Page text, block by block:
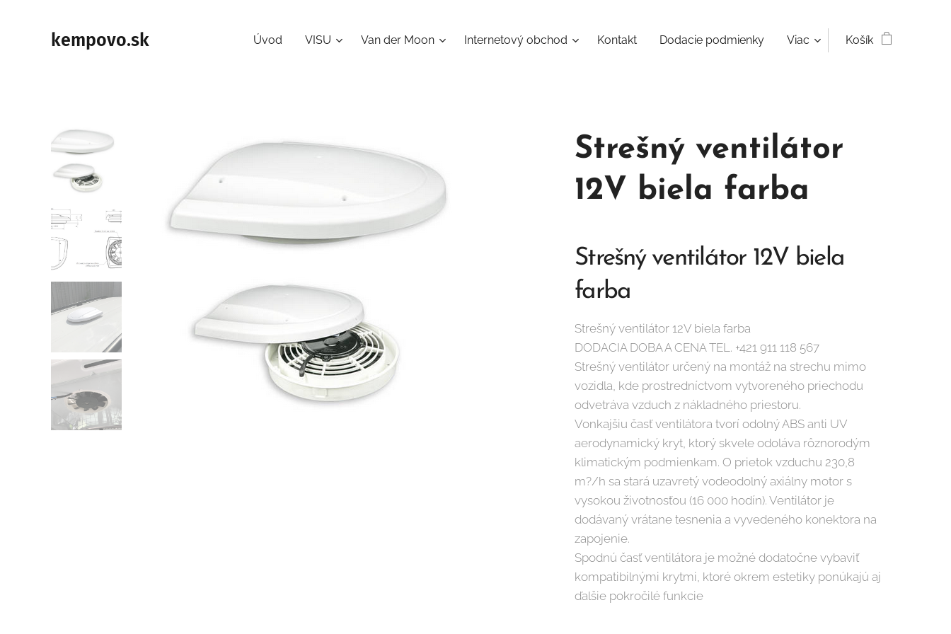
kempovo.sk Úvod VISU Van der Moon Internetový obchod Kontakt Dodacie podmienky Viac Košík
Strešný ventilátor
12V biela farba
Strešný ventilátor 12V biela
farba
Strešný ventilátor 12V biela farba
DODACIA DOBA A CENA TEL. +421 911 118 567
Strešný ventilátor určený na montáž na strechu mimo
vozidla, kde prostredníctvom vytvoreného priechodu
odvetráva vzduch z nákladného priestoru.
Vonkajšiu časť ventilátora tvorí odolný ABS anti UV
aerodynamický kryt, ktorý skvele odoláva rôznorodým
klimatickým podmienkam. O prietok vzduchu 230,8
m?/h sa stará uzavretý vodeodolný axiálny motor s
vysokou životnosťou (16 000 hodín). Ventilátor je
dodávaný vrátane tesnenia a vyvedeného konektora na
zapojenie.
Spodnú časť ventilátora je možné dodatočne vybaviť
kompatibilnými krytmi, ktoré okrem estetiky ponúkajú aj
ďalšie pokročilé funkcie